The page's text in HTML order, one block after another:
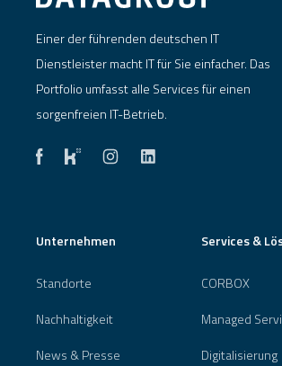
Einer der führenden deutschen IT
Dienstleister macht IT für Sie einfacher. Das
Portfolio umfasst alle Services für einen
sorgenfreien IT-Betrieb.
Unternehmen
Standorte
Nachhaltigkeit
News & Presse
Services &
CORBOX
Managed
Digitalisierung